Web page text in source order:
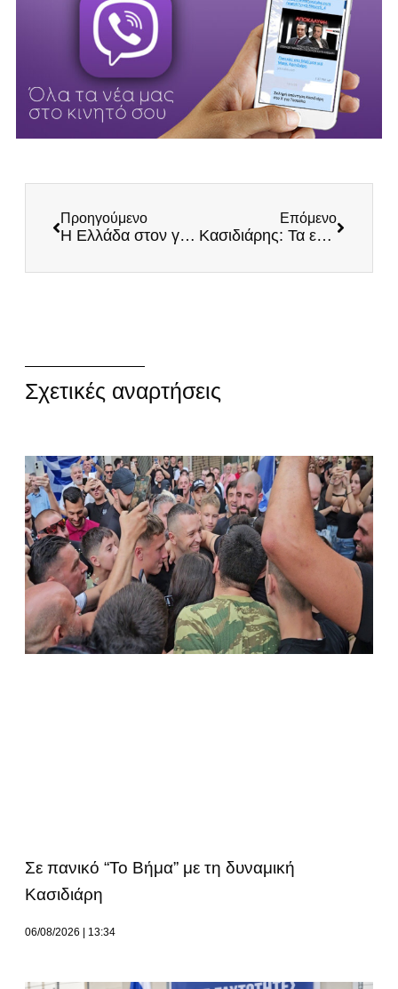
Προηγούμενο
Η Ελλάδα στον γκρεμό της αντιπαραγωγικής ανάπτυξης – Το ΑΕΠ που χτίζεται στην άμμο
Επόμενο
Kασιδιάρης: Τα εφιαλτικά σενάρια του πολέμου Ιράν – Ισραήλ και η θέση της Ελλάδος
Σχετικές αναρτήσεις
Σε πανικό “Το Βήμα” με τη δυναμική
Κασιδιάρη
06/08/2026 13:34